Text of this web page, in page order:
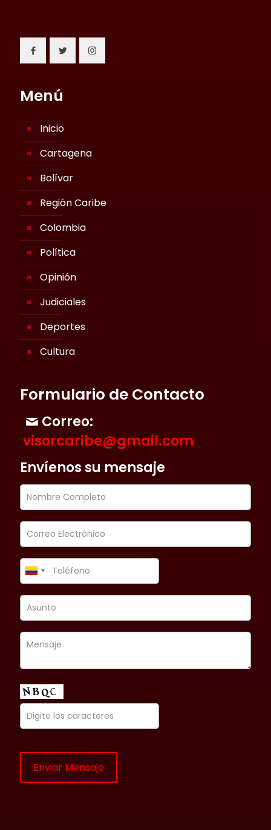
Menú
Inicio
Cartagena
Bolívar
Región Caribe
Colombia
Política
Opinión
Judiciales
Deportes
Cultura
Formulario de Contacto
Correo:
visorcaribe@gmail.com
Envíenos su mensaje